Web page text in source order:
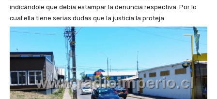
indicándole que debía estampar la denuncia respectiva. Por lo
cual ella tiene serias dudas que la justicia la proteja.